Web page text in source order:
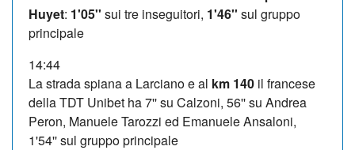
Huyet: 1'05'' sui tre inseguitori, 1'46'' sul gruppo
principale
14:44
La strada spiana a Larciano e al km 140 il francese
della TDT Unibet ha 7'' su Calzoni, 56'' su Andrea
Peron, Manuele Tarozzi ed Emanuele Ansaloni,
1'54'' sul gruppo principale